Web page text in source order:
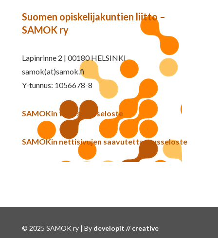
Suomen opiskelijakuntien liitto –
SAMOK ry
Lapinrinne 2 | 00180 HELSINKI
samok(at)samok.fi
Y-tunnus: 1056678-8
SAMOKin tietosuojaseloste
SAMOKin nettisivujen saavutettavuusseloste
© 2025 SAMOK ry | By developit // creative